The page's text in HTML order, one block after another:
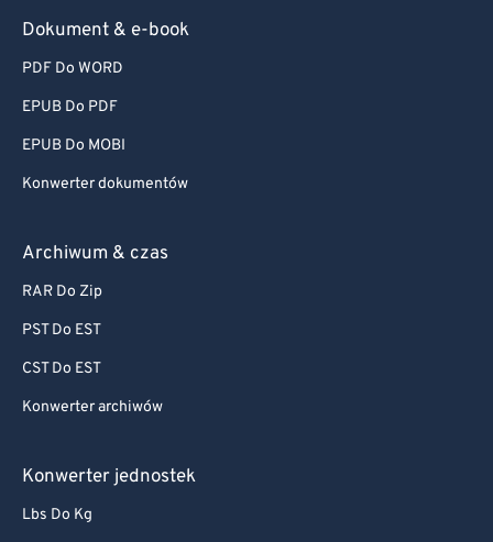
Dokument & e-book
PDF Do WORD
EPUB Do PDF
EPUB Do MOBI
Konwerter dokumentów
Archiwum & czas
RAR Do Zip
PST Do EST
CST Do EST
Konwerter archiwów
Konwerter jednostek
Lbs Do Kg